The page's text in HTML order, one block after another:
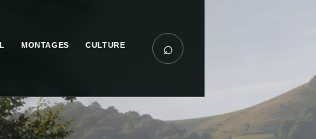
MONTAGES CULTURE ⌕